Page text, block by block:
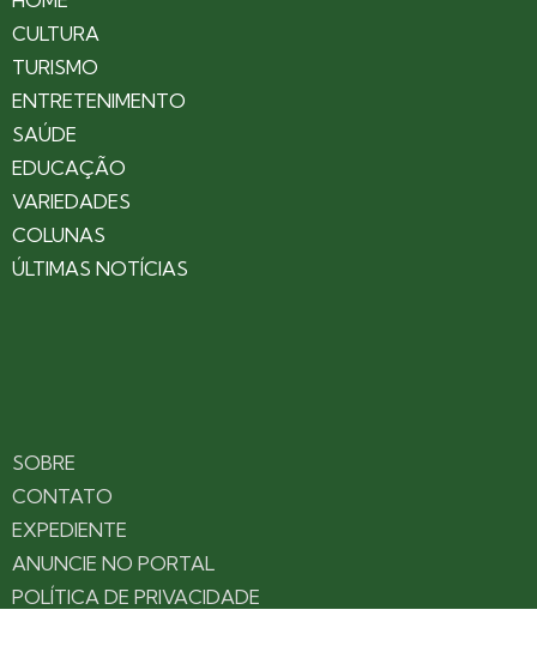
CULTURA
TURISMO
ENTRETENIMENTO
SAÚDE
EDUCAÇÃO
VARIEDADES
COLUNAS
ÚLTIMAS NOTÍCIAS
SOBRE
CONTATO
EXPEDIENTE
ANUNCIE NO PORTAL
POLÍTICA DE PRIVACIDADE